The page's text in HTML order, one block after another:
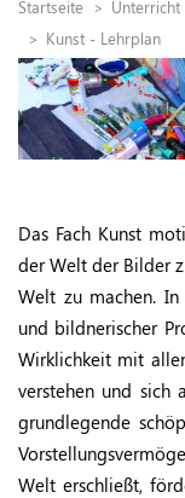
Startseite Unterricht
Kunst - Lehrplan
Das Fach Kunst
der Welt der Bilder
Welt zu machen.
und bildnerischer
Wirklichkeit mit
verstehen und sich
grundlegende
Welt erschließt,